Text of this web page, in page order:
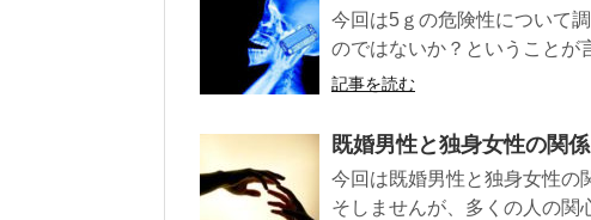
今回は5ｇの危険性について
のではないか？ということが
記事を読む
既婚男性と独身女性の関
今回は既婚男性と独身女性の
そしませんが、多くの人の関